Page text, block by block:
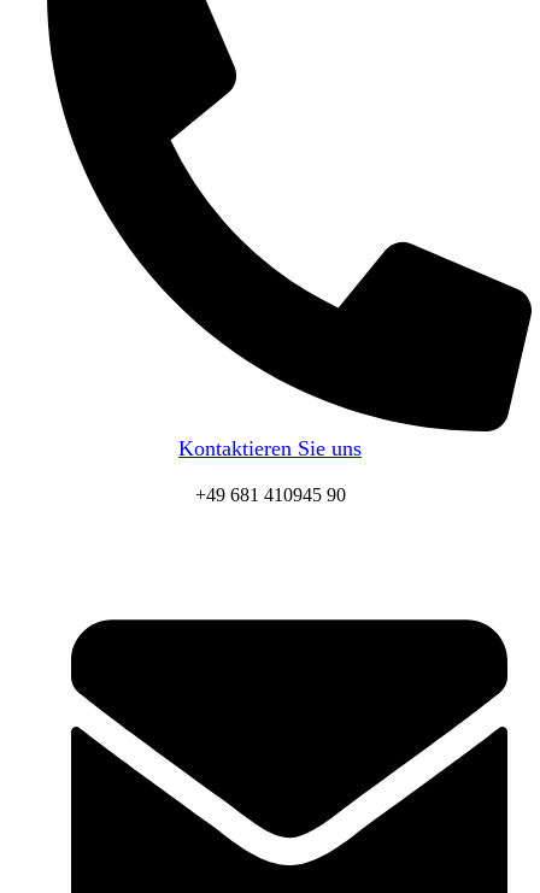
Kontaktieren Sie uns
+49 681 410945 90